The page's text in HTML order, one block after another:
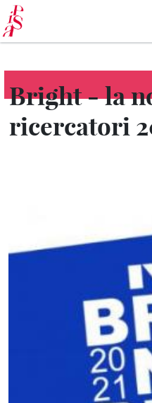
Salta
al
contenuto
principale
Bright - la
ricercatori